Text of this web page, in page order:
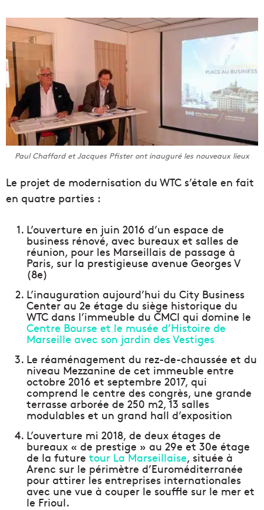
Paul Chaffard et Jacques Pfister ont inauguré les nouveaux lieux
Le projet de modernisation du WTC s’étale en fait
en quatre parties :
L’ouverture en juin 2016 d’un espace de
business rénové, avec bureaux et salles de
réunion, pour les Marseillais de passage à
Paris, sur la prestigieuse avenue Georges V
(8e)
L’inauguration aujourd’hui du City Business
Center au 2e étage du siège historique du
WTC dans l’immeuble du CMCI qui domine le
Centre Bourse et le musée d’Histoire de
Marseille avec son jardin des Vestiges
Le réaménagement du rez-de-chaussée et du
niveau Mezzanine de cet immeuble entre
octobre 2016 et septembre 2017, qui
comprend le centre des congrès, une grande
terrasse arborée de 250 m2, 13 salles
modulables et un grand hall d’exposition
L’ouverture mi 2018, de deux étages de
bureaux « de prestige » au 29e et 30e étage
de la future tour La Marseillaise, située à
Arenc sur le périmètre d’Euroméditerranée
pour attirer les entreprises internationales
avec une vue à couper le souffle sur le mer et
le Frioul.